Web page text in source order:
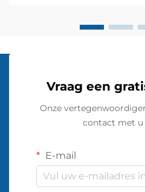
Vraag een
Onze
contact met u
E-mail